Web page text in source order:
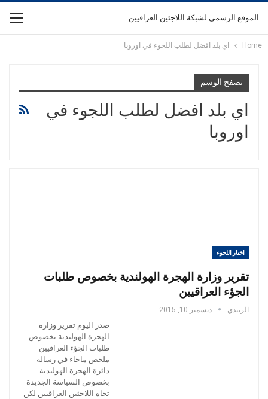
الموقع الرسمي لشبكة اللاجئين العراقيين
Home اي بلد افضل لطلب اللجوء في اوروبا
تصفح الوسم
اي بلد افضل لطلب اللجوء في
اوروبا
اخبار اللجوء
تقرير وزارة الهجرة الهولندية بخصوص طلبات
الجؤء العراقيين
الزبيدي ديسمبر 10, 2015
صدر اليوم تقرير وزارة
الهجرة الهولندية بخصوص
طلبات الجؤء العراقيين
ملخص ماجاء في رسالة
دائرة الهجرة الهولندية
بخصوص السياسة الجديدة
تجاه اللاجئين العراقيين لكن